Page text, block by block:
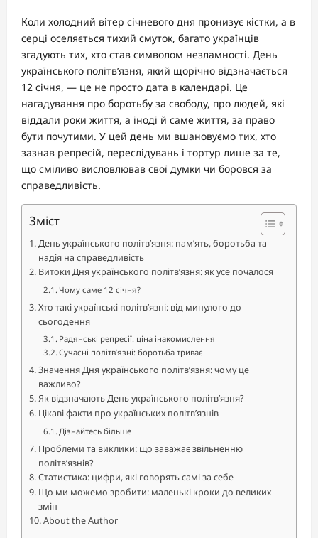
Коли холодний вітер січневого дня пронизує кістки, а в
серці оселяється тихий смуток, багато українців
згадують тих, хто став символом незламності. День
українського політв’язня, який щорічно відзначається
12 січня, — це не просто дата в календарі. Це
нагадування про боротьбу за свободу, про людей, які
віддали роки життя, а іноді й саме життя, за право
бути почутими. У цей день ми вшановуємо тих, хто
зазнав репресій, переслідувань і тортур лише за те,
що сміливо висловлював свої думки чи боровся за
справедливість.
Зміст
День українського політв’язня: пам’ять, боротьба та
надія на справедливість
Витоки Дня українського політв’язня: як усе почалося
Чому саме 12 січня?
Хто такі українські політв’язні: від минулого до
сьогодення
Радянські репресії: ціна інакомислення
Сучасні політв’язні: боротьба триває
Значення Дня українського політв’язня: чому це
важливо?
Як відзначають День українського політв’язня?
Цікаві факти про українських політв’язнів
Дізнайтесь більше
Проблеми та виклики: що заважає звільненню
політв’язнів?
Статистика: цифри, які говорять самі за себе
Що ми можемо зробити: маленькі кроки до великих
змін
About the Author